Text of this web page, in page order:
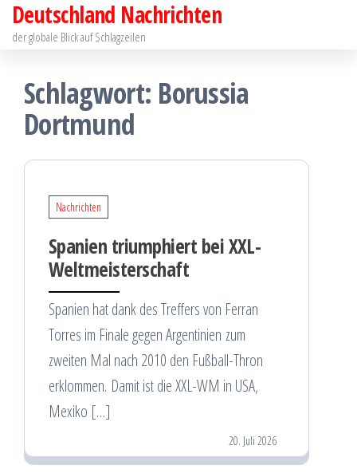
Zum
Inhalt
Deutschland Nachrichten
der globale Blick auf Schlagzeilen
Schlagwort: Borussia
Dortmund
Nachrichten
Spanien triumphiert bei XXL-
Weltmeisterschaft
Spanien hat dank des Treffers von Ferran
Torres im Finale gegen Argentinien zum
zweiten Mal nach 2010 den Fußball-Thron
erklommen. Damit ist die XXL-WM in USA,
Mexiko […]
20. Juli 2026